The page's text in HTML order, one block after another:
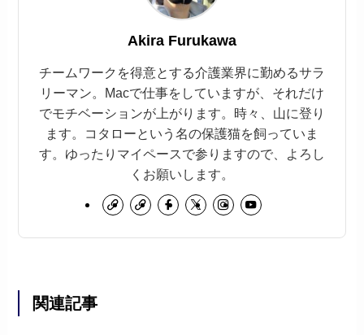
Akira Furukawa
チームワークを得意とする介護業界に勤めるサラ
リーマン。Macで仕事をしていますが、それだけ
でモチベーションが上がります。時々、山に登り
ます。コタローという名の保護猫を飼っていま
す。ゆったりマイペースで参りますので、よろし
くお願いします。
関連記事